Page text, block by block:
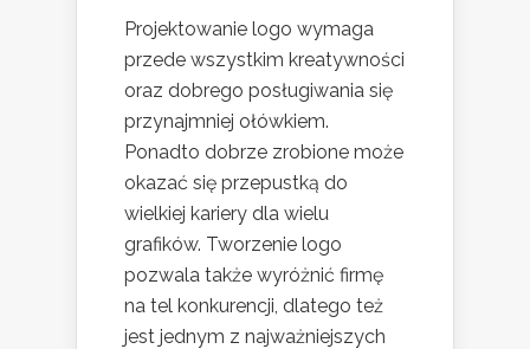
Projektowanie logo wymaga
przede wszystkim kreatywności
oraz dobrego posługiwania się
przynajmniej ołówkiem.
Ponadto dobrze zrobione może
okazać się przepustką do
wielkiej kariery dla wielu
grafików. Tworzenie logo
pozwala także wyróżnić firmę
na tel konkurencji, dlatego też
jest jednym z najważniejszych